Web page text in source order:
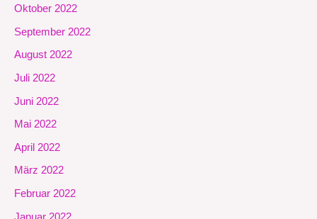
Oktober 2022
September 2022
August 2022
Juli 2022
Juni 2022
Mai 2022
April 2022
März 2022
Februar 2022
Januar 2022